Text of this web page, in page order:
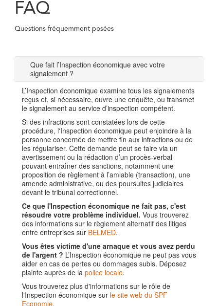
FAQ
Questions fréquemment posées
Que fait l’Inspection économique avec votre
signalement ?
L’Inspection économique examine tous les signalements
reçus et, si nécessaire, ouvre une enquête, ou transmet
le signalement au service d’inspection compétent.
Si des infractions sont constatées lors de cette
procédure, l'Inspection économique peut enjoindre à la
personne concernée de mettre fin aux infractions ou de
les régulariser. Cette demande peut se faire via un
avertissement ou la rédaction d’un procès-verbal
pouvant entraîner des sanctions, notamment une
proposition de règlement à l’amiable (transaction), une
amende administrative, ou des poursuites judiciaires
devant le tribunal correctionnel.
Ce que l'Inspection économique ne fait pas, c'est
résoudre votre problème individuel. Vous trouverez
des informations sur le règlement alternatif des litiges
entre entreprises sur BELMED.
Vous êtes victime d'une arnaque et vous avez perdu
de l'argent ? L’Inspection économique ne peut pas vous
aider en cas de pertes ou dommages subis. Déposez
plainte auprès de la police locale.
Vous trouverez plus d'informations sur le rôle de
l'Inspection économique sur le site web du SPF
Economie.